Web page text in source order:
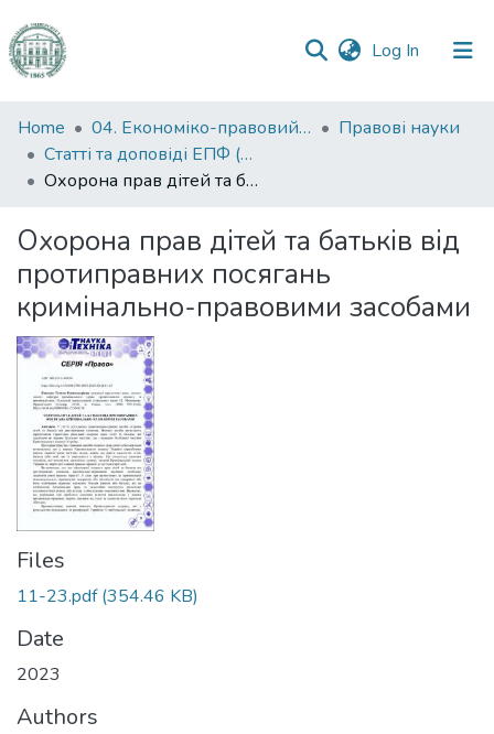
Log In (current)
Communities
&
Collections
Statistics
Home 04. Економіко-правовий факультет
Правові науки
Статті та доповіді ЕПФ (Правові науки)
Охорона прав дітей та батьків від протиправних посягань кримінально-правовими засобами
Охорона прав дітей та батьків від
протиправних посягань
кримінально-правовими засобами
Files
11-23.pdf(354.46 KB)
Date
2023
Authors